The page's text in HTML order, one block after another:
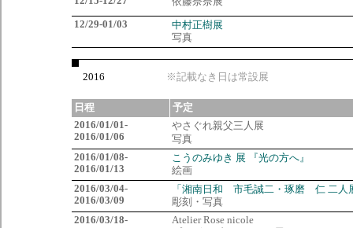
12/29-01/03
中村正樹展
写真
2016 ※記載なき日は常設展
日程
予定
2016/01/01-
2016/01/06
やさぐれ親父三人展
写真
2016/01/08-
2016/01/13
こうのみゆき 展 『光の方へ』
絵画
2016/03/04-
2016/03/09
「湘南日和 市毛誠二・琢磨 仁 二
彫刻・写真
2016/03/18-
Atelier Rose nicole